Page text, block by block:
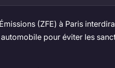
(ZFE) à Paris
pour éviter les